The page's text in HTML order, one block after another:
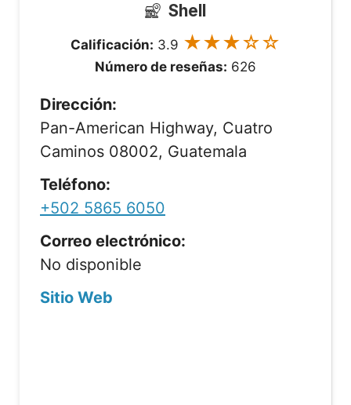
Shell
Calificación: 3.9 ★★★☆☆
Número de reseñas: 626
Dirección:
Pan-American Highway, Cuatro
Caminos 08002, Guatemala
Teléfono:
+502 5865 6050
Correo electrónico:
No disponible
Sitio Web